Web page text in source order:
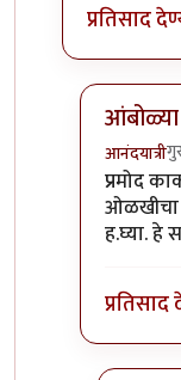
प्रतिसाद
आनंदयात्री
In reply
प्रमोद
ओळखीचा
ह.घ्या. हे
प्रतिसाद